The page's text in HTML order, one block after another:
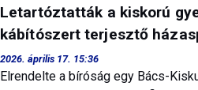
Letartóztatták a kiskorú
kábítószert terjesztő
2026. április 17. 15:36
Elrendelte a bíróság egy Bács-